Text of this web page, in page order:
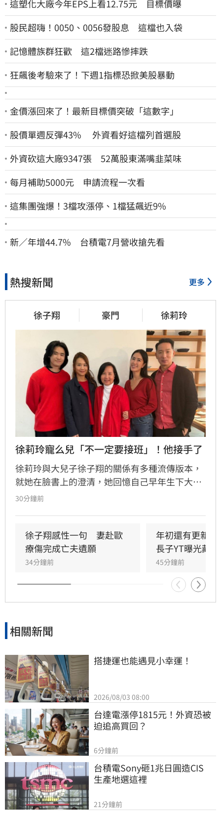
這塑化大廠今年EPS上看12.75元 目標價曝
股民超嗨！0050、0056發股息 這檔也入袋
記憶體族群狂歡 這2檔迷路慘摔跌
狂飆後考驗來了！下週1指標恐掀美股暴動
金價漲回來了！最新目標價突破「這數字」
股價單週反彈43% 外資看好這檔列首選股
外資砍這大廠9347張 52萬股東滿嘴韭菜味
每月補助5000元 申請流程一次看
這集團強爆！3檔攻漲停、1檔猛飆近9%
新／年增44.7% 台積電7月營收搶先看
熱搜新聞 更多
徐子翔 豪門 徐莉玲
徐莉玲寵么兒「不一定要接班」！他接手了
徐莉玲與大兒子徐子翔的關係有多種流傳版本，
就她在臉書上的澄清，她回憶自己早年生下大兒
子徐子翔後就離婚，期間因孩子被移民美國的前
業，也開始了較頻繁的互動，不難想見這複雜的
身世，對於徐子翔的影響。
30分鐘前
徐子翔感性一句　妻赴歐
療傷完成亡夫遺願
34分鐘前
年初還有更新
長子YT曝光藏
45分鐘前
相關新聞
搭捷運也能遇見小幸運！
2026/08/03 08:00
台達電漲停1815元！外資恐被
迫追高買回？
6分鐘前
台積電Sony砸1兆日圓造CIS
生產地選這裡
21分鐘前